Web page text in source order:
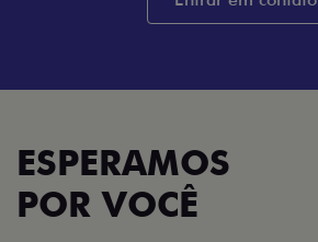
ESPERAMOS
POR VOCÊ